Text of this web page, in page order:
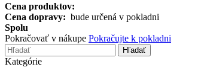
Cena produktov:
Cena dopravy: bude určená v pokladni
Spolu
Pokračovať v nákupe Pokračujte k pokladni
Hľadať
Kategórie